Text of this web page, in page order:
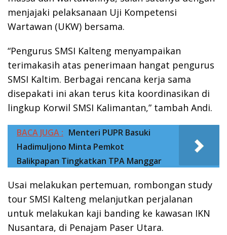
menjajaki pelaksanaan Uji Kompetensi
Wartawan (UKW) bersama.
“Pengurus SMSI Kalteng menyampaikan
terimakasih atas penerimaan hangat pengurus
SMSI Kaltim. Berbagai rencana kerja sama
disepakati ini akan terus kita koordinasikan di
lingkup Korwil SMSI Kalimantan,” tambah Andi.
BACA JUGA : Menteri PUPR Basuki
Hadimuljono Minta Pemkot
Balikpapan Tingkatkan TPA Manggar
Usai melakukan pertemuan, rombongan study
tour SMSI Kalteng melanjutkan perjalanan
untuk melakukan kaji banding ke kawasan IKN
Nusantara, di Penajam Paser Utara.